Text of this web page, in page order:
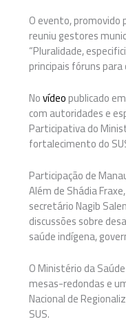
O evento, promovido
reuniu gestores
“Pluralidade,
principais fóruns
Novídeopublicado
com autoridades e
Participativa do
fortalecimento do
Participação de
Além de Shádia
secretário Nagib
discussões sobre
saúde indígena,
O Ministério da
mesas-redondas e
Nacional de
SUS.